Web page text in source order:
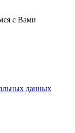
с Вами
данных